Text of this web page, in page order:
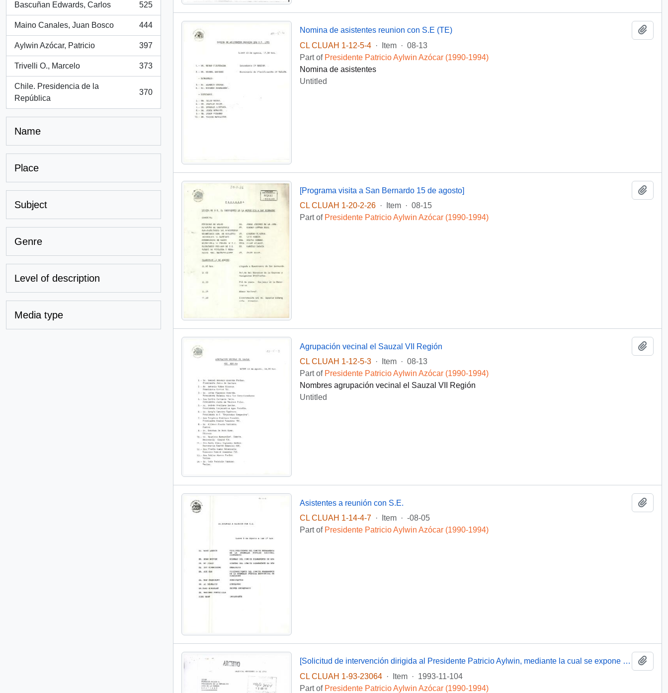
Bascuñan Edwards, Carlos
, 525 results
525
Maino Canales, Juan Bosco
, 444 results
444
Aylwin Azócar, Patricio
, 397 results
397
Trivelli O., Marcelo
, 373 results
373
Chile. Presidencia de la
República
, 370 results
370
Name
Place
Subject
Genre
Level of description
Media type
Nomina de asistentes reunion con S.E (TE)
CL CLUAH 1-12-5-4
· Item · 08-13
Part of Presidente Patricio Aylwin Azócar (1990-1994)
Nomina de asistentes
Untitled
[Programa visita a San Bernardo 15 de agosto]
CL CLUAH 1-20-2-26
· Item · 08-15
Part of Presidente Patricio Aylwin Azócar (1990-1994)
Agrupación vecinal el Sauzal VII Región
CL CLUAH 1-12-5-3
· Item · 08-13
Part of Presidente Patricio Aylwin Azócar (1990-1994)
Nombres agrupación vecinal el Sauzal VII Región
Untitled
Asistentes a reunión con S.E.
CL CLUAH 1-14-4-7
· Item · -08-05
Part of Presidente Patricio Aylwin Azócar (1990-1994)
[Solicitud de intervención dirigida al Presidente Patricio Aylwin, mediante la cual se expone caso de profesora exonerada]
CL CLUAH 1-93-23064
· Item · 1993-11-104
Part of Presidente Patricio Aylwin Azócar (1990-1994)